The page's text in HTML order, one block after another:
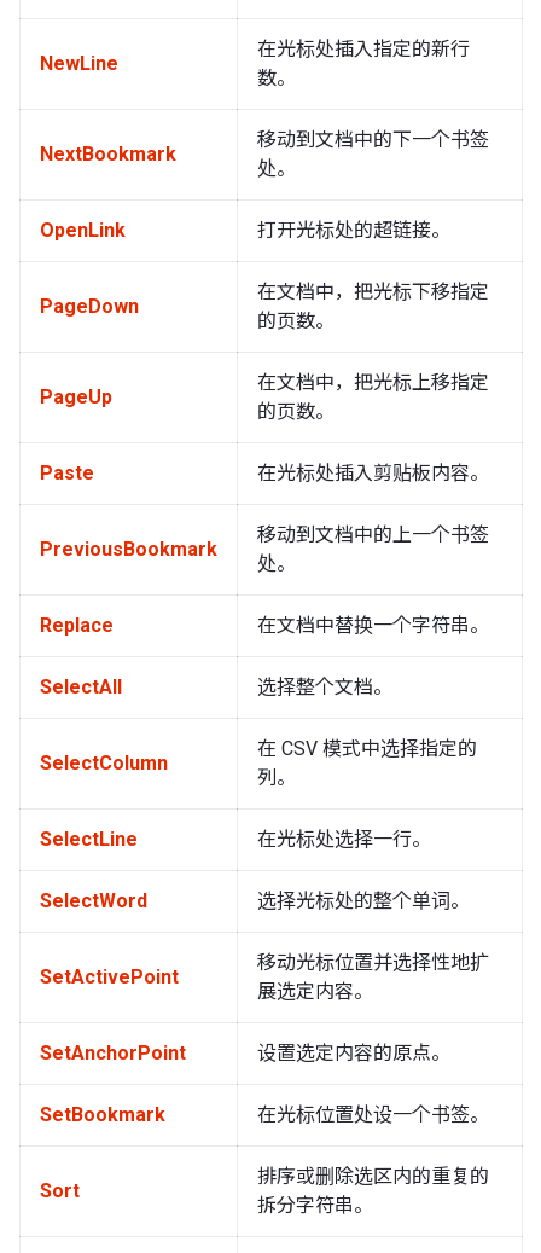
NewLine
在光标处插入指定的新行
数。
NextBookmark
移动到文档中的下一个书签
处。
OpenLink 打开光标处的超链接。
PageDown
在文档中，把光标下移指定
的页数。
PageUp
在文档中，把光标上移指定
的页数。
Paste 在光标处插入剪贴板内容。
PreviousBookmark
移动到文档中的上一个书签
处。
Replace 在文档中替换一个字符串。
SelectAll 选择整个文档。
SelectColumn
在 CSV 模式中选择指定的
列。
SelectLine 在光标处选择一行。
SelectWord 选择光标处的整个单词。
SetActivePoint
移动光标位置并选择性地扩
展选定内容。
SetAnchorPoint 设置选定内容的原点。
SetBookmark 在光标位置处设一个书签。
Sort
排序或删除选区内的重复的
拆分字符串。